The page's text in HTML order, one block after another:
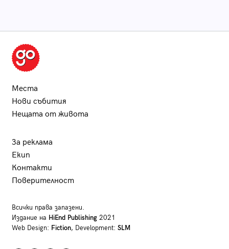
Места
Нови събития
Нещата от живота
За реклама
Екип
Контакти
Поверителност
Всички права запазени.
Издание на HiEnd Publishing2021
Web Design: Fiction, Development: SLM